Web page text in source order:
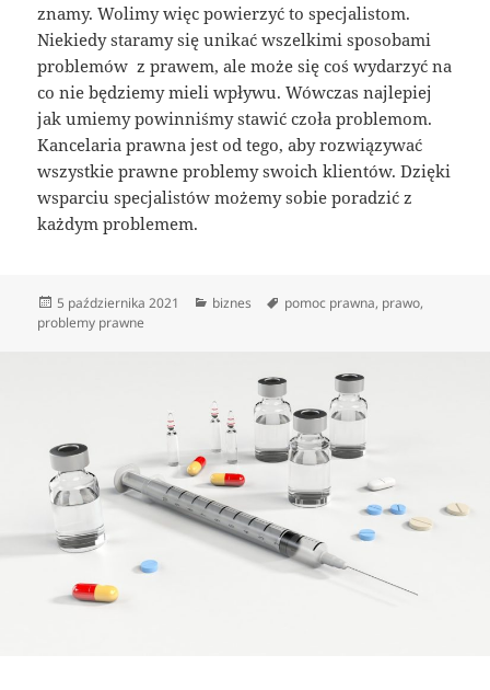
znamy. Wolimy więc powierzyć to specjalistom.
Niekiedy staramy się unikać wszelkimi sposobami
problemów z prawem, ale może się coś wydarzyć na
co nie będziemy mieli wpływu. Wówczas najlepiej
jak umiemy powinniśmy stawić czoła problemom.
Kancelaria prawna jest od tego, aby rozwiązywać
wszystkie prawne problemy swoich klientów. Dzięki
wsparciu specjalistów możemy sobie poradzić z
każdym problemem.
Data
publikacji
5 października 2021 Kategorie
biznes Tagi
pomoc prawna, prawo,
problemy prawne